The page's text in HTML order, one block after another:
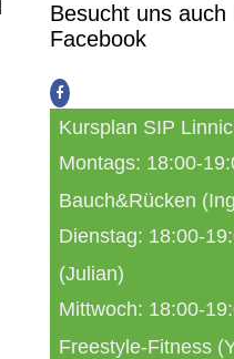
Besucht uns auch
Facebook
Kursplan SIP
Montags: 18:00-
Bauch&Rücken
Dienstag: 18:00-
(Julian)
Mittwoch: 18:00-
Freestyle-Fitness